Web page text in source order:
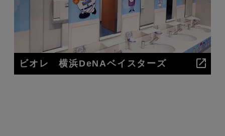
ビオレ 横浜DeNAベイスターズ